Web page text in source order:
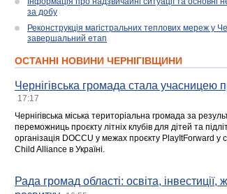
за добу
Реконструкція магістральних теплових мереж у
завершальний етап
ОСТАННІ НОВИНИ ЧЕРНІГІВЩИНИ
Чернігівська громада стала учасницею
17:17
Чернігівська міська територіальна громада за
переможниць проєкту літніх клубів для дітей та
організація DOCCU у межах проєкту PlayItForward
Child Alliance в Україні.
Рада громад області: освіта,